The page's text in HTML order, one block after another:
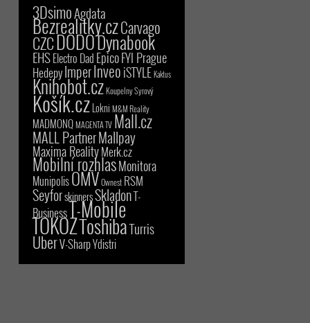
3DsimoAgdata
Bezrealitky.czCarvago
CZCDODODynabook
EHSElectro Dad EpicoFYI Prague
HedepyImperInveoiSTYLE Kaktus
Knihobot.czKoupelny Syrový
Košík.czLokni M&M Reality
MADMONQMAGENTA TV Mall.cz
MALL PartnerMallpay
Maxima RealityMerk.cz
Mobilní rozhlasMonitora
MunipolisOMVOwnest RSM
SeyforskinnersSkladonT-
BusinessT-Mobile
TOKOZToshibaTurris
UberV-SharpYdistri